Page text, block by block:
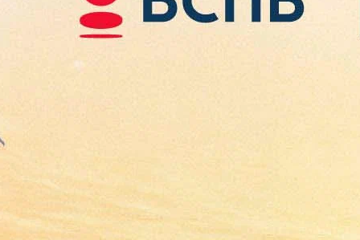
16:19
Афиша Plus